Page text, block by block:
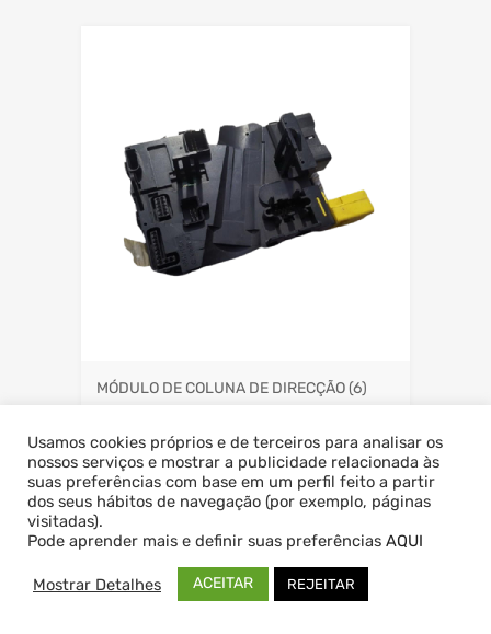
MÓDULO DE COLUNA DE DIRECÇÃO(6)
Usamos cookies próprios e de terceiros para analisar os
nossos serviços e mostrar a publicidade relacionada às
suas preferências com base em um perfil feito a partir
dos seus hábitos de navegação (por exemplo, páginas
visitadas).
Pode aprender mais e definir suas preferências AQUI
Mostrar Detalhes ACEITAR REJEITAR